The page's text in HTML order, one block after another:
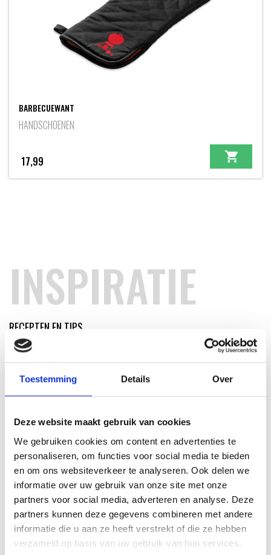
Toestemming Details Over
Deze website maakt gebruik van cookies
We gebruiken cookies om content en advertenties te
personaliseren, om functies voor social media te bieden
en om ons websiteverkeer te analyseren. Ook delen we
informatie over uw gebruik van onze site met onze
partners voor social media, adverteren en analyse. Deze
partners kunnen deze gegevens combineren met andere
informatie die u aan ze heeft verstrekt of die ze hebben
verzameld op basis van uw gebruik van hun services.
BARBECUEWANT
HANDSCHOENEN
17,99
INSPIRATIE
RECEPTEN EN TIPS
VAN ONZE GRILL MASTERS
MEER INFORMATIE